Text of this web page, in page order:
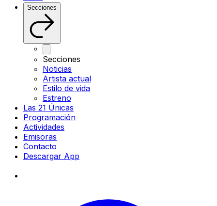
Secciones
Secciones
Noticias
Artista actual
Estilo de vida
Estreno
Las 21 Únicas
Programación
Actividades
Emisoras
Contacto
Descargar App